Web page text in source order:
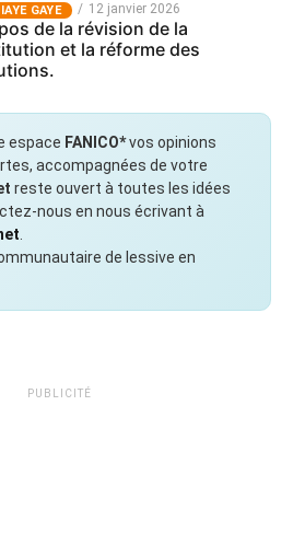
GAYE 12 janvier 2026
de la révision de la
et la réforme des
espace FANICO*vos opinions
accompagnées de votre
reste ouvert à toutes les idées
nous en nous écrivant à
.
de lessive en
PUBLICITÉ